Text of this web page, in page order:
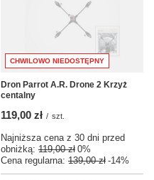
CHWILOWO NIEDOSTĘPNY
Dron Parrot A.R. Drone 2 Krzyż
centalny
119,00 zł / szt.
Najniższa cena z 30 dni przed
obniżką: 119,00 zł 0%
Cena regularna: 139,00 zł -14%